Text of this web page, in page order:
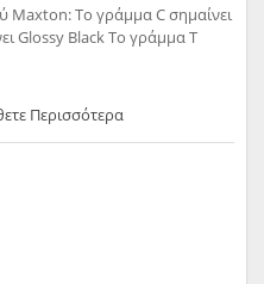
Maxton: Το γράμμα C σημαίνει
Glossy Black Το γράμμα T
Περισσότερα